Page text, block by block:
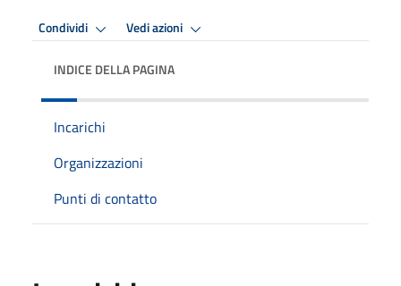
Condividi Vedi azioni
INDICE DELLA PAGINA
Incarichi
Organizzazioni
Punti di contatto